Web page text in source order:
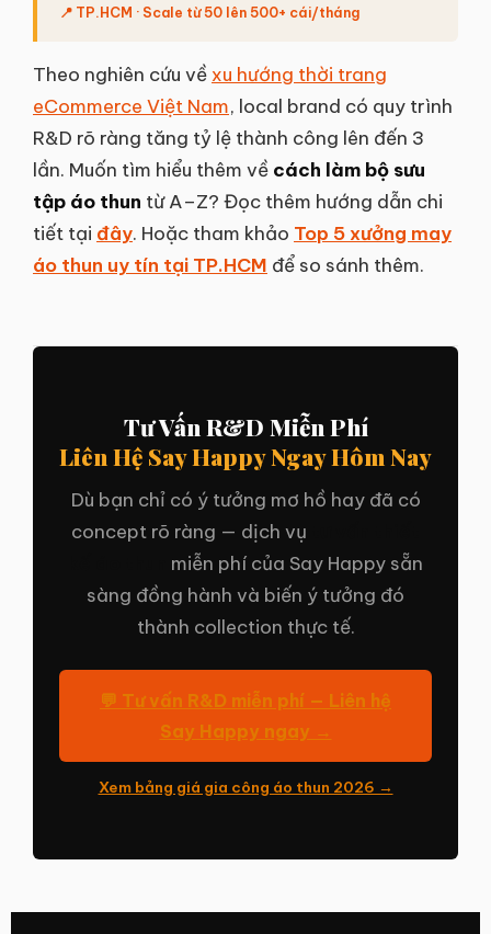
📍 TP.HCM · Scale từ 50 lên 500+ cái/tháng
Theo nghiên cứu về xu hướng thời trang
eCommerce Việt Nam, local brand có quy trình
R&D rõ ràng tăng tỷ lệ thành công lên đến 3
lần. Muốn tìm hiểu thêm về cách làm bộ sưu
tập áo thun từ A–Z? Đọc thêm hướng dẫn chi
tiết tại đây. Hoặc tham khảo Top 5 xưởng may
áo thun uy tín tại TP.HCM để so sánh thêm.
Tư Vấn R&D Miễn Phí
Liên Hệ Say Happy Ngay Hôm Nay
Dù bạn chỉ có ý tưởng mơ hồ hay đã có
concept rõ ràng — dịch vụ
miễn phí của Say Happy sẵn
sàng đồng hành và biến ý tưởng đó
thành collection thực tế.
💬 Tư vấn R&D miễn phí — Liên hệ
Say Happy ngay →
Xem bảng giá gia công áo thun 2026 →